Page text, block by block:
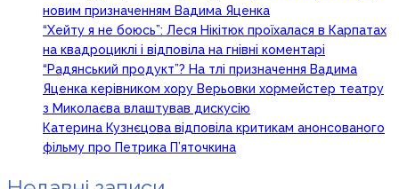
новим призначенням Вадима Яценка
“Хейту я не боюсь”: Леся Нікітюк проїхалася в Карпатах
на квадроциклі і відповіла на гнівні коментарі
“Радянський продукт”? На тлі призначення Вадима
Яценка керівником хору Верьовки хормейстер театру
з Миколаєва влаштував дискусію
Катерина Кузнєцова відповіла критикам анонсованого
фільму про Петрика П’яточкина